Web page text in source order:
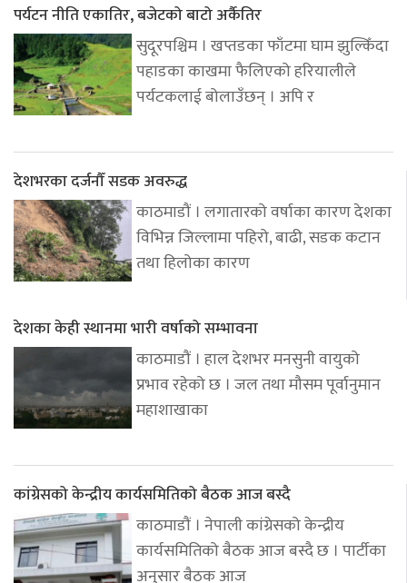
पर्यटन नीति एकातिर, बजेटको बाटो अर्कैतिर
सुदूरपश्चिम । खप्तडका फाँटमा घाम झुल्किँदा
पहाडका काखमा फैलिएको हरियालीले
पर्यटकलाई बोलाउँछन् । अपि र
देशभरका दर्जनौँ सडक अवरुद्ध
काठमाडौं । लगातारको वर्षाका कारण देशका
विभिन्न जिल्लामा पहिरो, बाढी, सडक कटान
तथा हिलोका कारण
देशका केही स्थानमा भारी वर्षाको सम्भावना
काठमाडौं । हाल देशभर मनसुनी वायुको
प्रभाव रहेको छ । जल तथा मौसम पूर्वानुमान
महाशाखाका
कांग्रेसको केन्द्रीय कार्यसमितिको बैठक आज बस्दै
काठमाडौं । नेपाली कांग्रेसको केन्द्रीय
कार्यसमितिको बैठक आज बस्दै छ । पार्टीका
अनुसार बैठक आज